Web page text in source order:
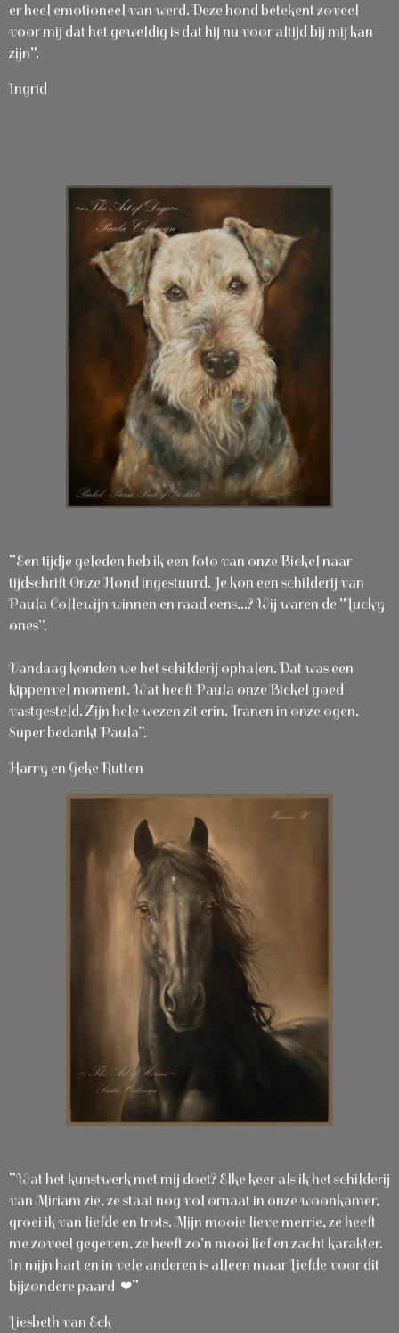
er heel emotioneel van werd. Deze hond betekent zoveel
voor mij dat het geweldig is dat hij nu voor altijd bij mij kan
zijn".
Ingrid
“Een tijdje geleden heb ik een foto van onze Bickel naar
tijdschrift Onze Hond ingestuurd. Je kon een schilderij van
Paula Collewijn winnen en raad eens...? Wij waren de "Lucky
ones".
Vandaag konden we het schilderij ophalen. Dat was een
kippenvel moment. Wat heeft Paula onze Bickel goed
vastgesteld. Zijn hele wezen zit erin. Tranen in onze ogen.
Super bedankt Paula”.
Harry en Geke Rutten
“Wat het kunstwerk met mij doet? Elke keer als ik het schilderij
van Miriam zie, ze staat nog vol ornaat in onze woonkamer,
groei ik van liefde en trots. Mijn mooie lieve merrie, ze heeft
me zoveel gegeven, ze heeft zo'n mooi lief en zacht karakter.
In mijn hart en in vele anderen is alleen maar Liefde voor dit
bijzondere paard ❤”
Liesbeth van Eck